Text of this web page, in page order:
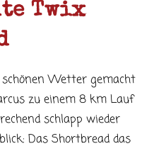
Twix
Wetter gemacht
zu einem 8 km Lauf
schlapp wieder
Das Shortbread das